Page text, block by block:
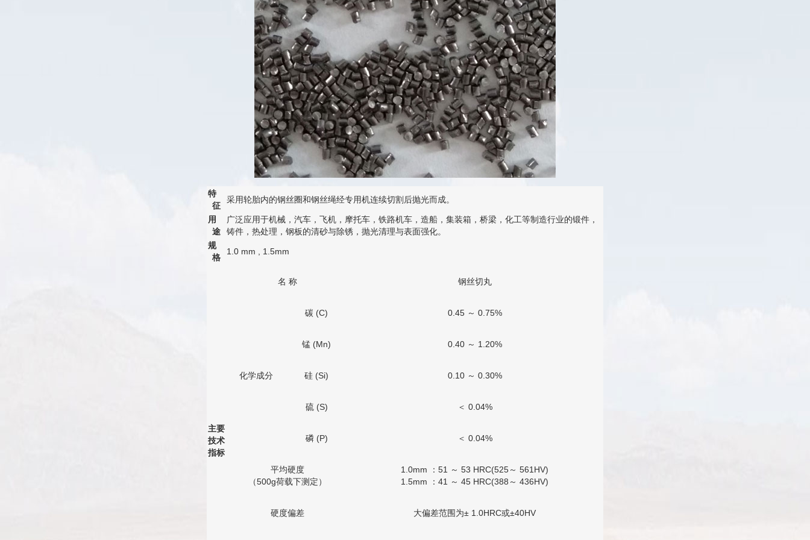
特
征
采用轮胎内的钢丝圈和钢丝绳经专用机连续切割后抛光而成。
用
途
广泛应用于机械，汽车，飞机，摩托车，铁路机车，造船，集装箱，桥梁，化工等制造行业的锻件，
铸件，热处理，钢板的清砂与除锈，抛光清理与表面强化。
规
格
1.0 mm , 1.5mm
主要
技术
指标
名 称 钢丝切丸
化学成分
碳 (C) 0.45 ～ 0.75%
锰 (Mn) 0.40 ～ 1.20%
硅 (Si) 0.10 ～ 0.30%
硫 (S) ＜ 0.04%
磷 (P) ＜ 0.04%
平均硬度
（500g荷载下测定）
1.0mm ：51 ～ 53 HRC(525～ 561HV)
1.5mm ：41 ～ 45 HRC(388～ 436HV)
硬度偏差 大偏差范围为± 1.0HRC或±40HV